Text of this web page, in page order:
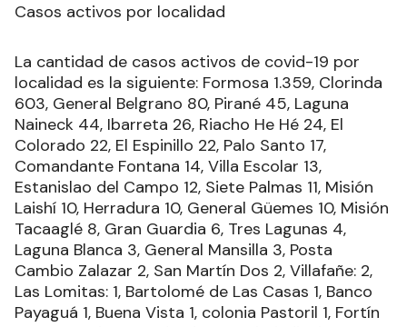
Casos activos por localidad
La cantidad de casos activos de covid-19 por
localidad es la siguiente: Formosa 1.359, Clorinda
603, General Belgrano 80, Pirané 45, Laguna
Naineck 44, Ibarreta 26, Riacho He Hé 24, El
Colorado 22, El Espinillo 22, Palo Santo 17,
Comandante Fontana 14, Villa Escolar 13,
Estanislao del Campo 12, Siete Palmas 11, Misión
Laishí 10, Herradura 10, General Güemes 10, Misión
Tacaaglé 8, Gran Guardia 6, Tres Lagunas 4,
Laguna Blanca 3, General Mansilla 3, Posta
Cambio Zalazar 2, San Martín Dos 2, Villafañe: 2,
Las Lomitas: 1, Bartolomé de Las Casas 1, Banco
Payaguá 1, Buena Vista 1, colonia Pastoril 1, Fortín